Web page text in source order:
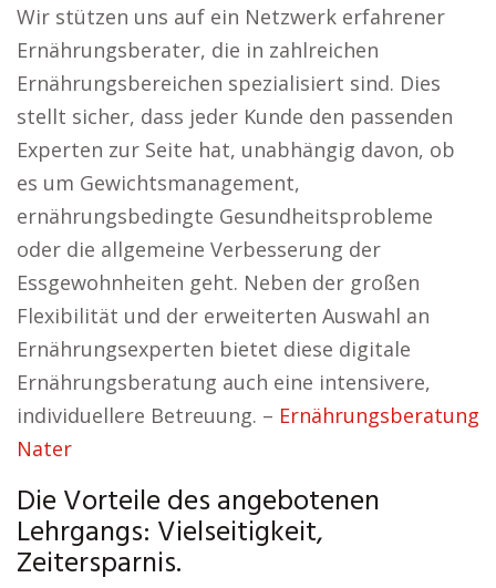
Wir stützen uns auf ein Netzwerk erfahrener
Ernährungsberater, die in zahlreichen
Ernährungsbereichen spezialisiert sind. Dies
stellt sicher, dass jeder Kunde den passenden
Experten zur Seite hat, unabhängig davon, ob
es um Gewichtsmanagement,
ernährungsbedingte Gesundheitsprobleme
oder die allgemeine Verbesserung der
Essgewohnheiten geht. Neben der großen
Flexibilität und der erweiterten Auswahl an
Ernährungsexperten bietet diese digitale
Ernährungsberatung auch eine intensivere,
individuellere Betreuung. – Ernährungsberatung
Nater
Die Vorteile des angebotenen
Lehrgangs: Vielseitigkeit,
Zeitersparnis.